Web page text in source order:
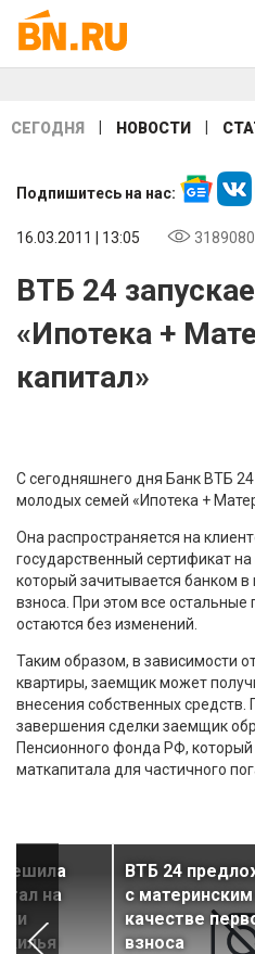
СЕГОДНЯ НОВОСТИ
Подпишитесь на нас:
16.03.2011 | 13:05 3189080
ВТБ 24
«Ипотека +
капитал»
С сегодняшнего дня Банк ВТБ
молодых семей «Ипотека +
Она распространяется на
государственный сертификат
который зачитывается банком в
взноса. При этом все
остаются без изменений.
Таким образом, в зависимости
квартиры, заемщик может
внесения собственных средств.
завершения сделки заемщик
Пенсионного фонда РФ, который
маткапитала для частичного
на
ВТБ 24
с
качестве
взноса